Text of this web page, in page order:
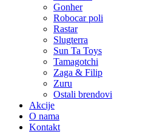
Gonher
Robocar poli
Rastar
Slugterra
Sun Ta Toys
Tamagotchi
Zaga & Filip
Zuru
Ostali brendovi
Akcije
O nama
Kontakt